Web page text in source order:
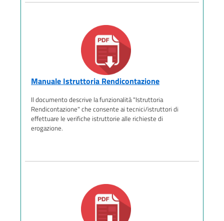
Manuale Istruttoria Rendicontazione
Il documento descrive la funzionalità "Istruttoria
Rendicontazione" che consente ai tecnici/istruttori di
effettuare le verifiche istruttorie alle richieste di
erogazione.